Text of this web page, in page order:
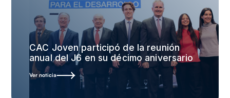
CAC Joven participó de la reunión
anual del J6 en su décimo aniversario
Ver noticia